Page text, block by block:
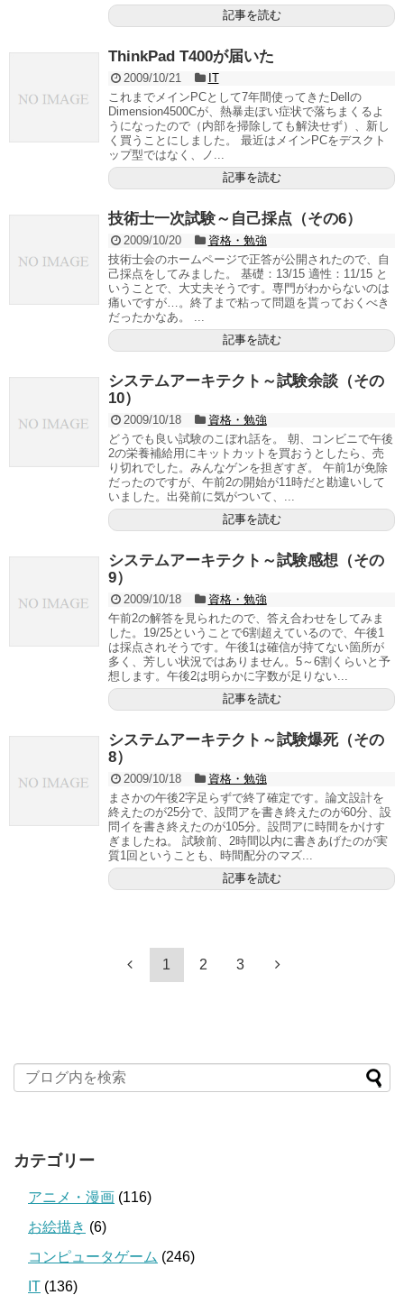
記事を読む
ThinkPad T400が届いた
2009/10/21
IT
これまでメインPCとして7年間使ってきたDellの
Dimension4500Cが、熱暴走ぽい症状で落ちまくるよ
うになったので（内部を掃除しても解決せず）、新し
く買うことにしました。 最近はメインPCをデスクト
ップ型ではなく、ノ...
記事を読む
技術士一次試験～自己採点（その6）
2009/10/20
資格・勉強
技術士会のホームページで正答が公開されたので、自
己採点をしてみました。 基礎：13/15 適性：11/15 と
いうことで、大丈夫そうです。専門がわからないのは
痛いですが…。終了まで粘って問題を貰っておくべき
だったかなあ。 ...
記事を読む
システムアーキテクト～試験余談（その
10）
2009/10/18
資格・勉強
どうでも良い試験のこぼれ話を。 朝、コンビニで午後
2の栄養補給用にキットカットを買おうとしたら、売
り切れでした。みんなゲンを担ぎすぎ。 午前1が免除
だったのですが、午前2の開始が11時だと勘違いして
いました。出発前に気がついて、...
記事を読む
システムアーキテクト～試験感想（その
9）
2009/10/18
資格・勉強
午前2の解答を見られたので、答え合わせをしてみま
した。19/25ということで6割超えているので、午後1
は採点されそうです。午後1は確信が持てない箇所が
多く、芳しい状況ではありません。5～6割くらいと予
想します。午後2は明らかに字数が足りない...
記事を読む
システムアーキテクト～試験爆死（その
8）
2009/10/18
資格・勉強
まさかの午後2字足らずで終了確定です。論文設計を
終えたのが25分で、設問アを書き終えたのが60分、設
問イを書き終えたのが105分。設問アに時間をかけす
ぎましたね。 試験前、2時間以内に書きあげたのが実
質1回ということも、時間配分のマズ...
記事を読む
1 2 3
カテゴリー
アニメ・漫画 (116)
お絵描き (6)
コンピュータゲーム (246)
IT (136)